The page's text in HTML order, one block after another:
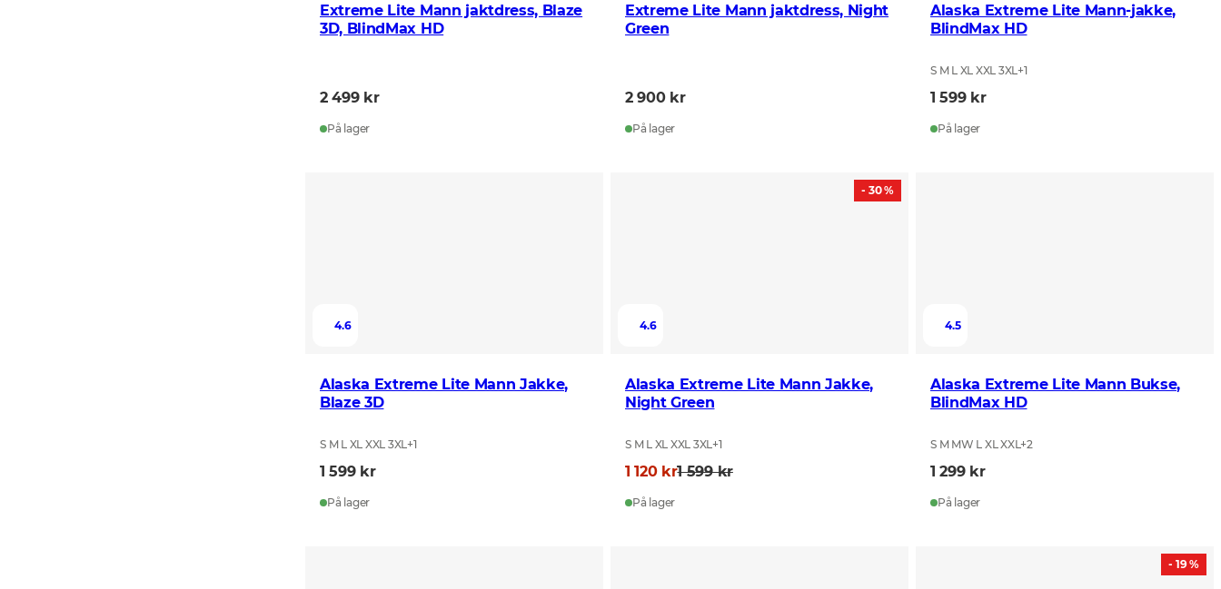
Extreme Lite Mann jaktdress, Blaze
3D, BlindMax HD
2 499 kr
På lager
Extreme Lite Mann jaktdress, Night
Green
2 900 kr
På lager
Alaska Extreme Lite Mann-jakke,
BlindMax HD
S M L XL XXL 3XL+1
1 599 kr
På lager
4.6
Alaska Extreme Lite Mann Jakke,
Blaze 3D
S M L XL XXL 3XL+1
1 599 kr
På lager
- 30 %
4.6
Alaska Extreme Lite Mann Jakke,
Night Green
S M L XL XXL 3XL+1
1 120 kr1 599 kr
På lager
4.5
Alaska Extreme Lite Mann Bukse,
BlindMax HD
S M MW L XL XXL+2
1 299 kr
På lager
- 19 %